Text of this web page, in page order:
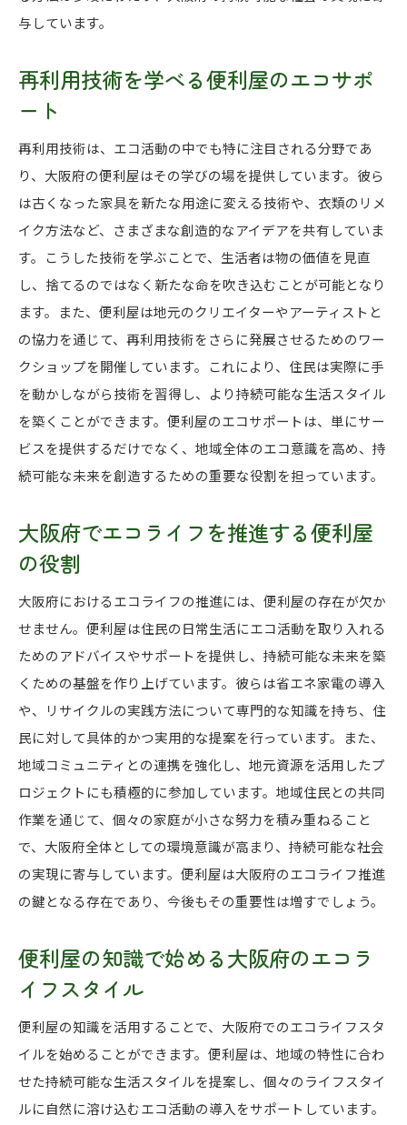
与しています。
再利用技術を学べる便利屋のエコサポ
ート
再利用技術は、エコ活動の中でも特に注目される分野であ
り、大阪府の便利屋はその学びの場を提供しています。彼ら
は古くなった家具を新たな用途に変える技術や、衣類のリメ
イク方法など、さまざまな創造的なアイデアを共有していま
す。こうした技術を学ぶことで、生活者は物の価値を見直
し、捨てるのではなく新たな命を吹き込むことが可能となり
ます。また、便利屋は地元のクリエイターやアーティストと
の協力を通じて、再利用技術をさらに発展させるためのワー
クショップを開催しています。これにより、住民は実際に手
を動かしながら技術を習得し、より持続可能な生活スタイル
を築くことができます。便利屋のエコサポートは、単にサー
ビスを提供するだけでなく、地域全体のエコ意識を高め、持
続可能な未来を創造するための重要な役割を担っています。
大阪府でエコライフを推進する便利屋
の役割
大阪府におけるエコライフの推進には、便利屋の存在が欠か
せません。便利屋は住民の日常生活にエコ活動を取り入れる
ためのアドバイスやサポートを提供し、持続可能な未来を築
くための基盤を作り上げています。彼らは省エネ家電の導入
や、リサイクルの実践方法について専門的な知識を持ち、住
民に対して具体的かつ実用的な提案を行っています。また、
地域コミュニティとの連携を強化し、地元資源を活用したプ
ロジェクトにも積極的に参加しています。地域住民との共同
作業を通じて、個々の家庭が小さな努力を積み重ねること
で、大阪府全体としての環境意識が高まり、持続可能な社会
の実現に寄与しています。便利屋は大阪府のエコライフ推進
の鍵となる存在であり、今後もその重要性は増すでしょう。
便利屋の知識で始める大阪府のエコラ
イフスタイル
便利屋の知識を活用することで、大阪府でのエコライフスタ
イルを始めることができます。便利屋は、地域の特性に合わ
せた持続可能な生活スタイルを提案し、個々のライフスタイ
ルに自然に溶け込むエコ活動の導入をサポートしています。